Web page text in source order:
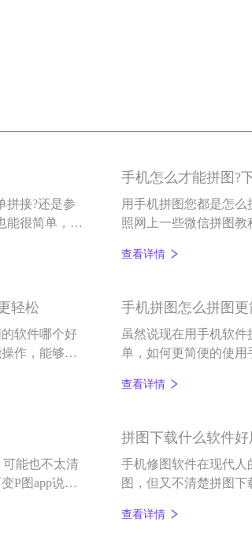
拼接?还是参
能很简单，下
手机怎么才能拼图?
用手机拼图您都是怎
照网上一些微信拼图
查看详情
轻松
软件哪个好
作，能够轻
手机拼图怎么拼图
虽然说现在用手机软
单，如何更简便的使
查看详情
能也不太清
P图app说
拼图下载什么软件
手机修图软件在现代
图，但又不清楚拼图
查看详情